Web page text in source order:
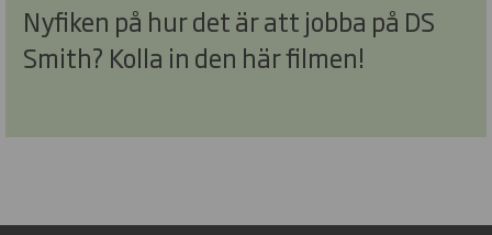
Nyfiken på hur det är att jobba på DS
Smith? Kolla in den här filmen!